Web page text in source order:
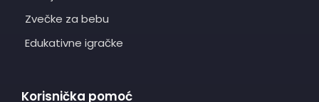
Zvečke za bebu
Edukativne igračke
Korisnička pomoć